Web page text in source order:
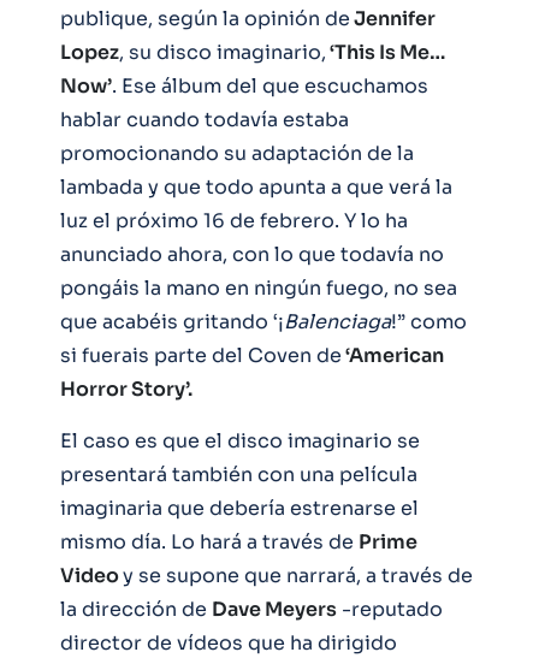
publique, según la opinión deJennifer
Lopez, su disco imaginario,‘This Is Me…
Now’. Ese álbum del que escuchamos
hablar cuando todavía estaba
promocionando su adaptación de la
lambada y que todo apunta a que verá la
luz el próximo 16 de febrero. Y lo ha
anunciado ahora, con lo que todavía no
pongáis la mano en ningún fuego, no sea
que acabéis gritando ‘¡Balenciaga!” como
si fuerais parte del Coven de‘American
Horror Story’.
El caso es que el disco imaginario se
presentará también con una película
imaginaria que debería estrenarse el
mismo día. Lo hará a través de Prime
Videoy se supone que narrará, a través de
la dirección de Dave Meyers -reputado
director de vídeos que ha dirigido